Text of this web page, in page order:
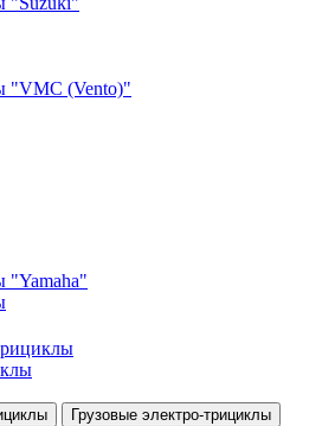
"VMC (Vento)"
"Yamaha"
Грузовые электро‑трициклы